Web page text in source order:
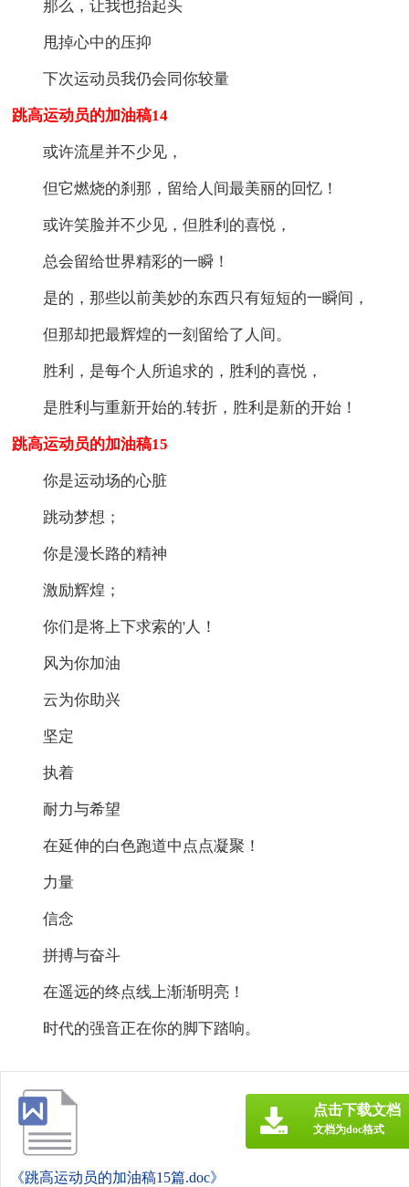
那么，让我也抬起头
甩掉心中的压抑
下次运动员我仍会同你较量
跳高运动员的加油稿14
或许流星并不少见，
但它燃烧的刹那，留给人间最美丽的回忆！
或许笑脸并不少见，但胜利的喜悦，
总会留给世界精彩的一瞬！
是的，那些以前美妙的东西只有短短的一瞬间，
但那却把最辉煌的一刻留给了人间。
胜利，是每个人所追求的，胜利的喜悦，
是胜利与重新开始的.转折，胜利是新的开始！
跳高运动员的加油稿15
你是运动场的心脏
跳动梦想；
你是漫长路的精神
激励辉煌；
你们是将上下求索的'人！
风为你加油
云为你助兴
坚定
执着
耐力与希望
在延伸的白色跑道中点点凝聚！
力量
信念
拼搏与奋斗
在遥远的终点线上渐渐明亮！
时代的强音正在你的脚下踏响。
《跳高运动员的加油稿15篇.doc》
点击下载文档
文档为doc格式